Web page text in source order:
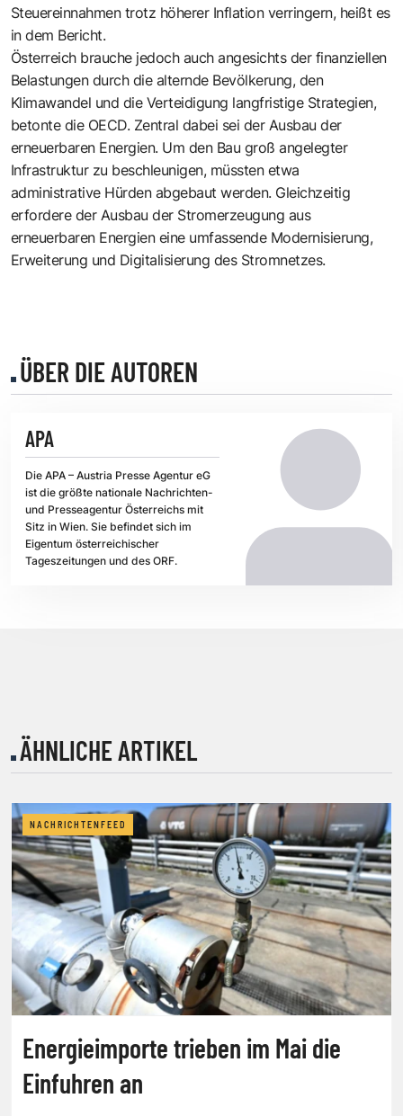
Steuereinnahmen trotz höherer Inflation verringern, heißt es
in dem Bericht.
Österreich brauche jedoch auch angesichts der finanziellen
Belastungen durch die alternde Bevölkerung, den
Klimawandel und die Verteidigung langfristige Strategien,
betonte die OECD. Zentral dabei sei der Ausbau der
erneuerbaren Energien. Um den Bau groß angelegter
Infrastruktur zu beschleunigen, müssten etwa
administrative Hürden abgebaut werden. Gleichzeitig
erfordere der Ausbau der Stromerzeugung aus
erneuerbaren Energien eine umfassende Modernisierung,
Erweiterung und Digitalisierung des Stromnetzes.
ÜBER DIE AUTOREN
APA
Die APA – Austria Presse Agentur eG
ist die größte nationale Nachrichten-
und Presseagentur Österreichs mit
Sitz in Wien. Sie befindet sich im
Eigentum österreichischer
Tageszeitungen und des ORF.
ÄHNLICHE ARTIKEL
NACHRICHTENFEED
Energieimporte trieben im Mai die
Einfuhren an